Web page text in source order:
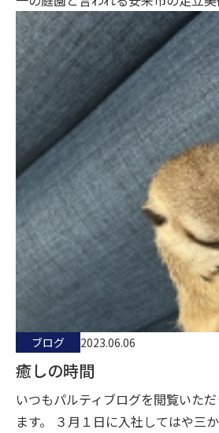
ブログ 2023.06.06
癒しの時間
いつもパルティブログを閲覧いた
ます。 ３月１日に入社してはや三